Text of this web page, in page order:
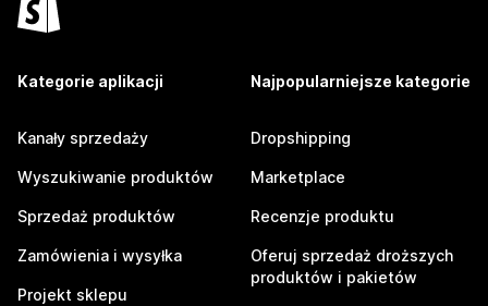
Kategorie aplikacji
Kanały sprzedaży
Wyszukiwanie produktów
Sprzedaż produktów
Zamówienia i wysyłka
Projekt sklepu
Najpopularniejsze kategorie
Dropshipping
Marketplace
Recenzje produktu
Oferuj sprzedaż droższych
produktów i pakietów